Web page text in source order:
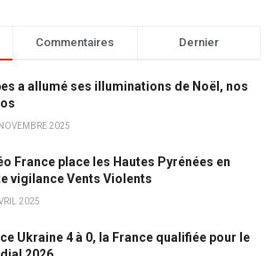
Commentaires Dernier
a allumé ses illuminations de Noël, nos
2025
France place les Hautes Pyrénées en
vigilance Vents Violents
2025
Ukraine 4 à 0, la France qualifiée pour le